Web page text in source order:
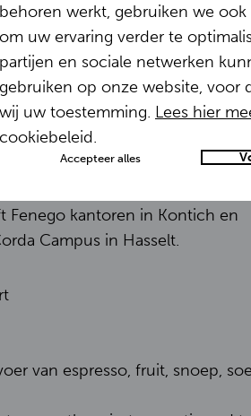
hebben
een snelgroeiend,
incubator Xplore Group. Als
Fenego kantoren in Kontich en
Campus in Hasselt.
van espresso, fruit, snoep,
behoren werkt, gebruiken we
om uw ervaring verder te
partijen en sociale netwerken
gebruiken op onze website, voor
wij uw toestemming. Lees hier
cookiebeleid.
Accepteer alles